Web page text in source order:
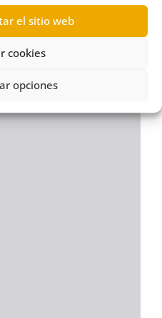
el sitio web
cookies
opciones